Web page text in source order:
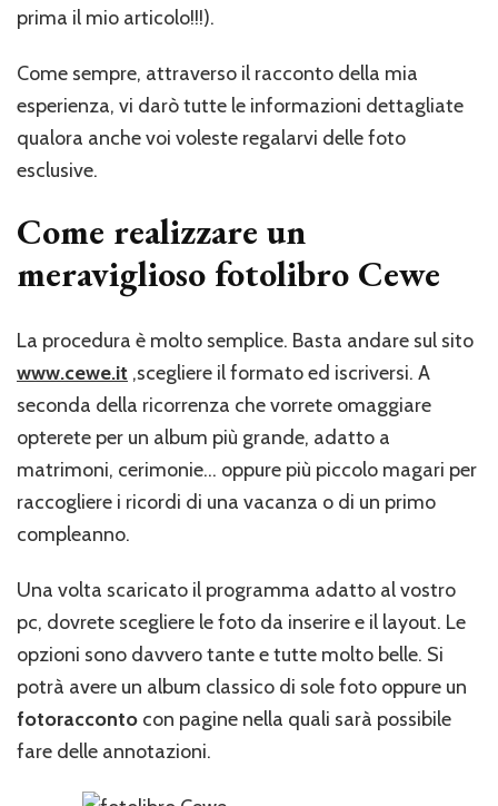
prima il mio articolo!!!).
Come sempre, attraverso il racconto della mia
esperienza, vi darò tutte le informazioni dettagliate
qualora anche voi voleste regalarvi delle foto
esclusive.
Come realizzare un
meraviglioso fotolibro Cewe
La procedura è molto semplice. Basta andare sul sito
www.cewe.it ,scegliere il formato ed iscriversi. A
seconda della ricorrenza che vorrete omaggiare
opterete per un album più grande, adatto a
matrimoni, cerimonie… oppure più piccolo magari per
raccogliere i ricordi di una vacanza o di un primo
compleanno.
Una volta scaricato il programma adatto al vostro
pc, dovrete scegliere le foto da inserire e il layout. Le
opzioni sono davvero tante e tutte molto belle. Si
potrà avere un album classico di sole foto oppure un
fotoracconto con pagine nella quali sarà possibile
fare delle annotazioni.